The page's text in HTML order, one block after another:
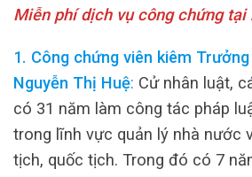
Miễn phí dịch vụ công chứng tại
1. Công chứng viên kiêm
Nguyễn Thị Huệ: Cử nhân luật,
có 31 năm làm công tác pháp
trong lĩnh vực quản lý nhà nước
tịch, quốc tịch. Trong đó có 7